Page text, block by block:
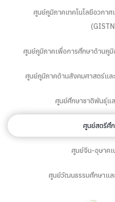
ศูนย์ภูมิภาคเทคโนโลยีอวกา
ศูนย์ภูมิภาคเพื่อการศึกษาด้านภู
ศูนย์ภูมิภาคด้านสังคมศาสตร์แ
ศูนย์ศึกษาชาติพันธุ์แ
ศูนย์สตรีศึ
ศูนย์จีน-อุษาคเ
ศูนย์วัฒนธรรมศึกษาแล